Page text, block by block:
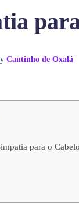
Cantinho de Oxalá
para o